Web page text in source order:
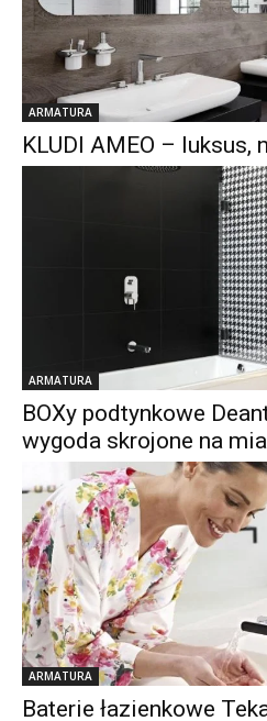
ARMATURA
KLUDI AMEO – luksus,
ARMATURA
BOXy podtynkowe
wygoda skrojone na
ARMATURA
Baterie łazienkowe